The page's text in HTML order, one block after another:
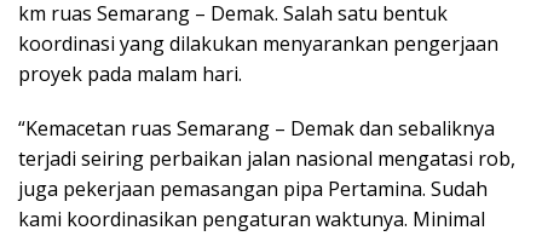
km ruas Semarang – Demak. Salah satu bentuk
koordinasi yang dilakukan menyarankan pengerjaan
proyek pada malam hari.
“Kemacetan ruas Semarang – Demak dan sebaliknya
terjadi seiring perbaikan jalan nasional mengatasi rob,
juga pekerjaan pemasangan pipa Pertamina. Sudah
kami koordinasikan pengaturan waktunya. Minimal